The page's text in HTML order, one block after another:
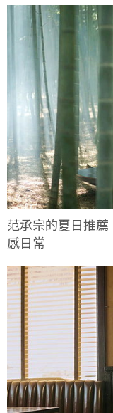
范承宗的夏日推
感日常